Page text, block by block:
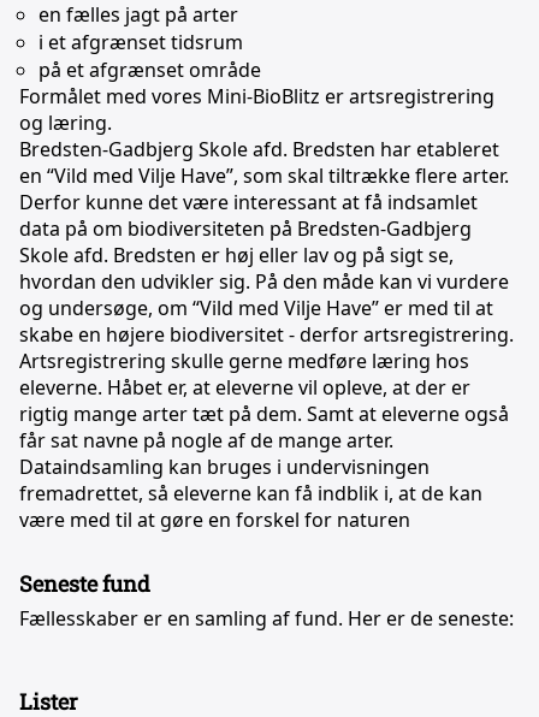
en fælles jagt på arter
i et afgrænset tidsrum
på et afgrænset område
Formålet med vores Mini-BioBlitz er artsregistrering
og læring.
Bredsten-Gadbjerg Skole afd. Bredsten har etableret
en “Vild med Vilje Have”, som skal tiltrække flere arter.
Derfor kunne det være interessant at få indsamlet
data på om biodiversiteten på Bredsten-Gadbjerg
Skole afd. Bredsten er høj eller lav og på sigt se,
hvordan den udvikler sig. På den måde kan vi vurdere
og undersøge, om “Vild med Vilje Have” er med til at
skabe en højere biodiversitet - derfor artsregistrering.
Artsregistrering skulle gerne medføre læring hos
eleverne. Håbet er, at eleverne vil opleve, at der er
rigtig mange arter tæt på dem. Samt at eleverne også
får sat navne på nogle af de mange arter.
Dataindsamling kan bruges i undervisningen
fremadrettet, så eleverne kan få indblik i, at de kan
være med til at gøre en forskel for naturen
Seneste fund
Fællesskaber er en samling af fund. Her er de seneste:
Lister